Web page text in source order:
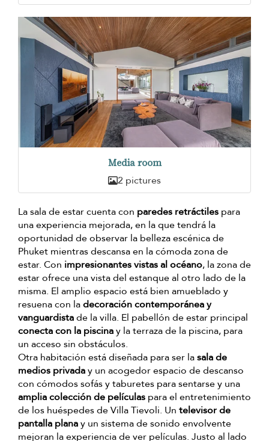
Media room
2 pictures
La sala de estar cuenta con paredes retráctiles para
una experiencia mejorada, en la que tendrá la
oportunidad de observar la belleza escénica de
Phuket mientras descansa en la cómoda zona de
estar. Con impresionantes vistas al océano, la zona de
estar ofrece una vista del estanque al otro lado de la
misma. El amplio espacio está bien amueblado y
resuena con ladecoración contemporánea y
vanguardistade la villa. El pabellón de estar principal
conecta con la piscinay la terraza de la piscina, para
un acceso sin obstáculos.
Otra habitación está diseñada para ser lasala de
medios privaday un acogedor espacio de descanso
con cómodos sofás y taburetes para sentarse y una
amplia colección de películas para el entretenimiento
de los huéspedes de Villa Tievoli. Un televisor de
pantalla planay un sistema de sonido envolvente
mejoran la experiencia de ver películas. Justo al lado